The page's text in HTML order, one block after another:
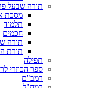
תורה שבעל
מסכת
תלמוד
חכמים
תורה
תורת
תפילה
ספר הכוזרי
רמב"ם